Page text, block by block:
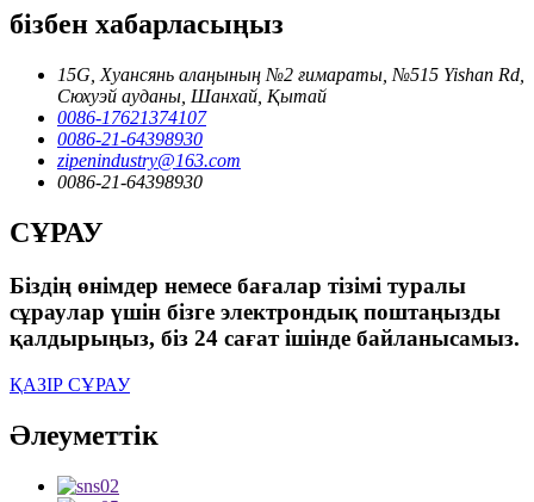
бізбен хабарласыңыз
15G, Хуансянь алаңының №2 ғимараты, №515 Yishan Rd,
Сюхуэй ауданы, Шанхай, Қытай
0086-17621374107
0086-21-64398930
zipenindustry@163.com
0086-21-64398930
СҰРАУ
Біздің өнімдер немесе бағалар тізімі туралы
сұраулар үшін бізге электрондық поштаңызды
қалдырыңыз, біз 24 сағат ішінде байланысамыз.
ҚАЗІР СҰРАУ
Әлеуметтік